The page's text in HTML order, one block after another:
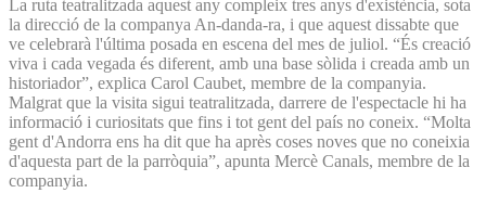
La ruta teatralitzada aquest any compleix tres anys d'existència, sota
la direcció de la companya An-danda-ra, i que aquest dissabte que
ve celebrarà l'última posada en escena del mes de juliol. “És creació
viva i cada vegada és diferent, amb una base sòlida i creada amb un
historiador”, explica Carol Caubet, membre de la companyia.
Malgrat que la visita sigui teatralitzada, darrere de l'espectacle hi ha
informació i curiositats que fins i tot gent del país no coneix. “Molta
gent d'Andorra ens ha dit que ha après coses noves que no coneixia
d'aquesta part de la parròquia”, apunta Mercè Canals, membre de la
companyia.